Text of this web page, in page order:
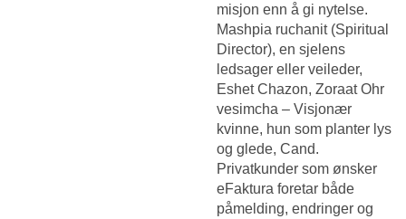
misjon enn å gi nytelse.
Mashpia ruchanit (Spiritual
Director), en sjelens
ledsager eller veileder,
Eshet Chazon, Zoraat Ohr
vesimcha – Visjonær
kvinne, hun som planter lys
og glede, Cand.
Privatkunder som ønsker
eFaktura foretar både
påmelding, endringer og